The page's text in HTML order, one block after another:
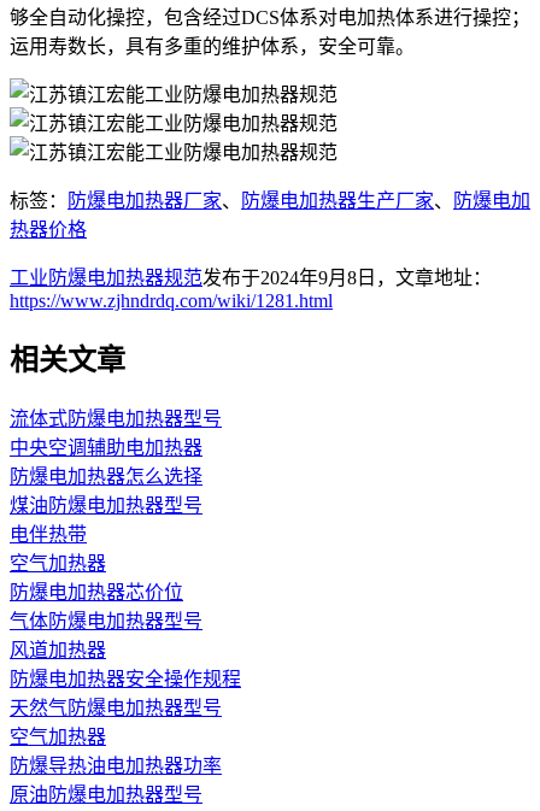
够全自动化操控，包含经过DCS体系对电加热体系进行操控；
运用寿数长，具有多重的维护体系，安全可靠。
标签： 防爆电加热器厂家、 防爆电加热器生产厂家、
防爆电加
热器价格
工业防爆电加热器规范发布于2024年9月8日，文章地址：
https://www.zjhndrdq.com/wiki/1281.html
相关文章
流体式防爆电加热器型号
中央空调辅助电加热器
防爆电加热器怎么选择
煤油防爆电加热器型号
电伴热带
空气加热器
防爆电加热器芯价位
气体防爆电加热器型号
风道加热器
防爆电加热器安全操作规程
天然气防爆电加热器型号
空气加热器
防爆导热油电加热器功率
原油防爆电加热器型号